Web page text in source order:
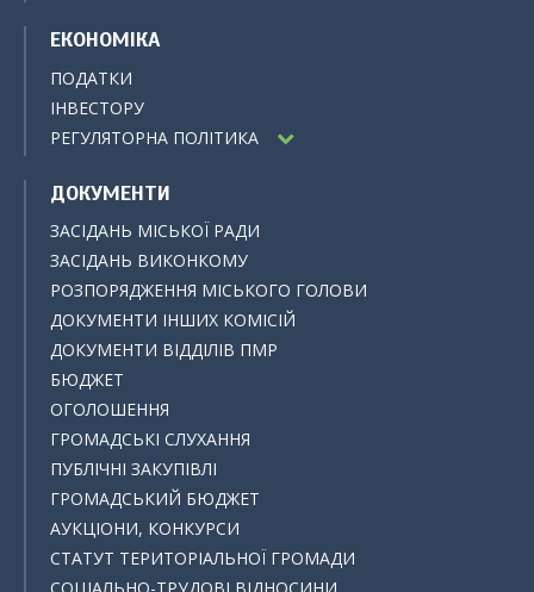
ЕКОНОМІКА
ПОДАТКИ
ІНВЕСТОРУ
РЕГУЛЯТОРНА ПОЛІТИКА
ДОКУМЕНТИ
ЗАСІДАНЬ МІСЬКОЇ РАДИ
ЗАСІДАНЬ ВИКОНКОМУ
РОЗПОРЯДЖЕННЯ МІСЬКОГО ГОЛОВИ
ДОКУМЕНТИ ІНШИХ КОМІСІЙ
ДОКУМЕНТИ ВІДДІЛІВ ПМР
БЮДЖЕТ
ОГОЛОШЕННЯ
ГРОМАДСЬКІ СЛУХАННЯ
ПУБЛІЧНІ ЗАКУПІВЛІ
ГРОМАДСЬКИЙ БЮДЖЕТ
АУКЦІОНИ, КОНКУРСИ
СТАТУТ ТЕРИТОРІАЛЬНОЇ ГРОМАДИ